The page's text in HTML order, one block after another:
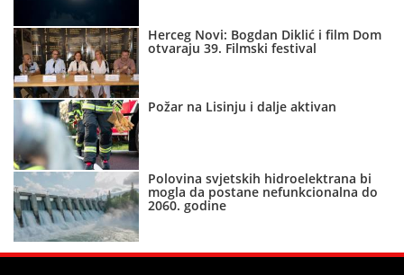
Herceg Novi: Bogdan Diklić i film Dom
otvaraju 39. Filmski festival
Požar na Lisinju i dalje aktivan
Polovina svjetskih hidroelektrana bi
mogla da postane nefunkcionalna do
2060. godine